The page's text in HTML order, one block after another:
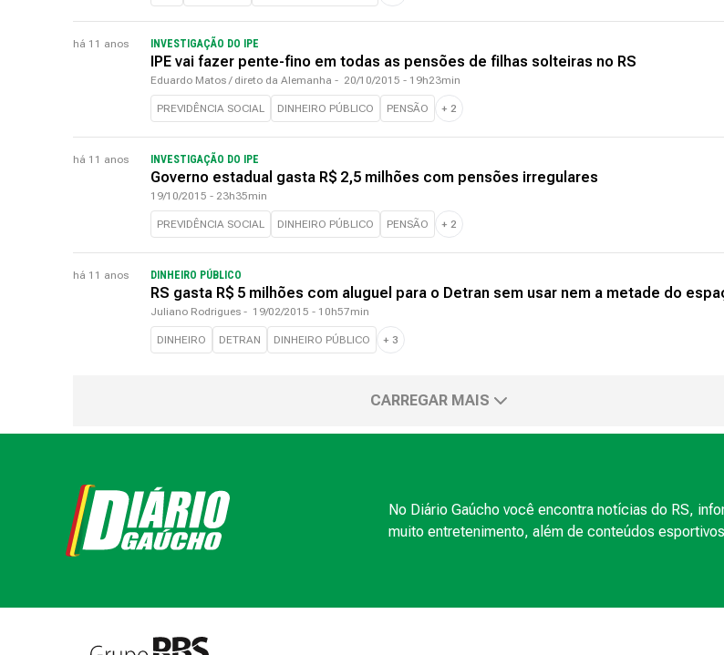
há 11 anos INVESTIGAÇÃO DO IPE
IPE vai fazer pente-fino em todas as pensões de filhas solteiras no RS
Eduardo Matos / direto da Alemanha - 20/10/2015 - 19h23min
PREVIDÊNCIA SOCIAL DINHEIRO PÚBLICO PENSÃO + 2
há 11 anos INVESTIGAÇÃO DO IPE
Governo estadual gasta R$ 2,5 milhões com pensões irregulares
19/10/2015 - 23h35min
PREVIDÊNCIA SOCIAL DINHEIRO PÚBLICO PENSÃO + 2
há 11 anos DINHEIRO PÚBLICO
RS gasta R$ 5 milhões com aluguel para o Detran sem usar nem a metade do
Juliano Rodrigues - 19/02/2015 - 10h57min
DINHEIRO DETRAN DINHEIRO PÚBLICO + 3
CARREGAR MAIS
No Diário Gaúcho você encontra notícias do RS,
muito entretenimento, além de conteúdos